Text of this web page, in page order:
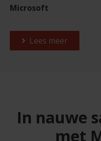
Microsoft
Lees meer
In nauwe
met